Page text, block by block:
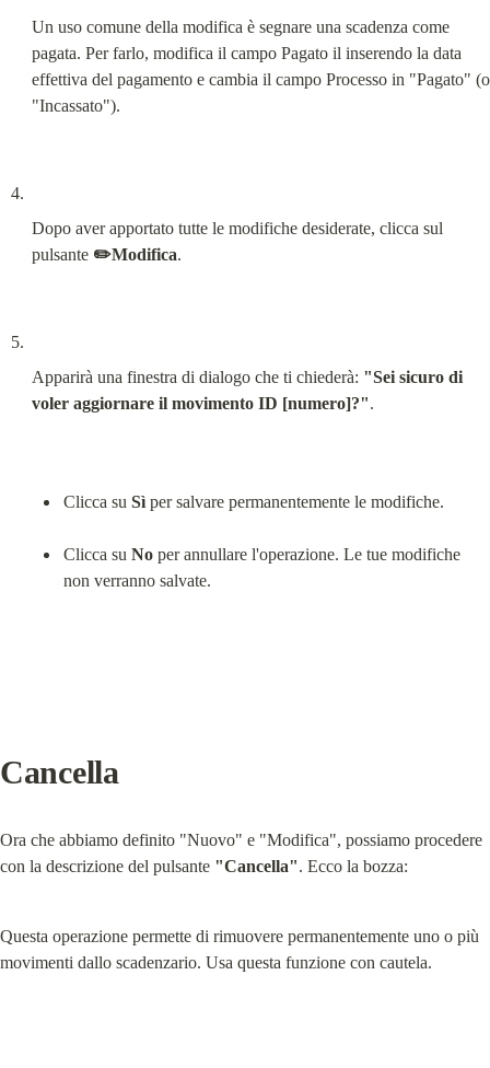
Un uso comune della modifica è segnare una scadenza come
pagata. Per farlo, modifica il campo Pagato il inserendo la data
effettiva del pagamento e cambia il campo Processo in "Pagato" (o
"Incassato").
Dopo aver apportato tutte le modifiche desiderate, clicca sul
pulsante ✏️Modifica.
Apparirà una finestra di dialogo che ti chiederà: "Sei sicuro di
voler aggiornare il movimento ID [numero]?".
Clicca su Sì per salvare permanentemente le modifiche.
Clicca su No per annullare l'operazione. Le tue modifiche
non verranno salvate.
Cancella
Ora che abbiamo definito "Nuovo" e "Modifica", possiamo procedere
con la descrizione del pulsante "Cancella". Ecco la bozza:
Questa operazione permette di rimuovere permanentemente uno o più
movimenti dallo scadenzario. Usa questa funzione con cautela.